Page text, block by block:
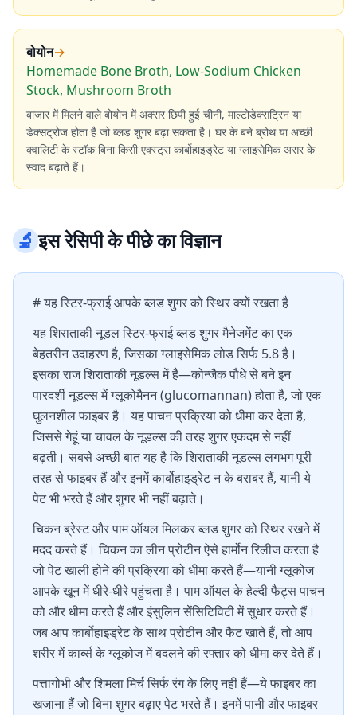
बोयोन→
Homemade Bone Broth, Low-Sodium Chicken
Stock, Mushroom Broth
बाजार में मिलने वाले बोयोन में अक्सर छिपी हुई चीनी, माल्टोडेक्सट्रिन या
डेक्सट्रोज होता है जो ब्लड शुगर बढ़ा सकता है। घर के बने ब्रोथ या अच्छी
क्वालिटी के स्टॉक बिना किसी एक्स्ट्रा कार्बोहाइड्रेट या ग्लाइसेमिक असर के
स्वाद बढ़ाते हैं।
🔬इस रेसिपी के पीछे का विज्ञान
# यह स्टिर-फ्राई आपके ब्लड शुगर को स्थिर क्यों रखता है
यह शिराताकी नूडल स्टिर-फ्राई ब्लड शुगर मैनेजमेंट का एक
बेहतरीन उदाहरण है, जिसका ग्लाइसेमिक लोड सिर्फ 5.8 है।
इसका राज शिराताकी नूडल्स में है—कोन्जैक पौधे से बने इन
पारदर्शी नूडल्स में ग्लूकोमैनन (glucomannan) होता है, जो एक
घुलनशील फाइबर है। यह पाचन प्रक्रिया को धीमा कर देता है,
जिससे गेहूं या चावल के नूडल्स की तरह शुगर एकदम से नहीं
बढ़ती। सबसे अच्छी बात यह है कि शिराताकी नूडल्स लगभग पूरी
तरह से फाइबर हैं और इनमें कार्बोहाइड्रेट न के बराबर हैं, यानी ये
पेट भी भरते हैं और शुगर भी नहीं बढ़ाते।
चिकन ब्रेस्ट और पाम ऑयल मिलकर ब्लड शुगर को स्थिर रखने में
मदद करते हैं। चिकन का लीन प्रोटीन ऐसे हार्मोन रिलीज करता है
जो पेट खाली होने की प्रक्रिया को धीमा करते हैं—यानी ग्लूकोज
आपके खून में धीरे-धीरे पहुंचता है। पाम ऑयल के हेल्दी फैट्स पाचन
को और धीमा करते हैं और इंसुलिन सेंसिटिविटी में सुधार करते हैं।
जब आप कार्बोहाइड्रेट के साथ प्रोटीन और फैट खाते हैं, तो आप
शरीर में कार्ब्स के ग्लूकोज में बदलने की रफ्तार को धीमा कर देते हैं।
पत्तागोभी और शिमला मिर्च सिर्फ रंग के लिए नहीं हैं—ये फाइबर का
खजाना हैं जो बिना शुगर बढ़ाए पेट भरते हैं। इनमें पानी और फाइबर